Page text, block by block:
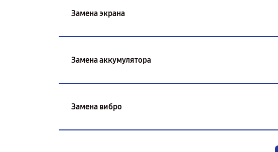
Замена экрана
Замена аккумулятора
Замена вибро